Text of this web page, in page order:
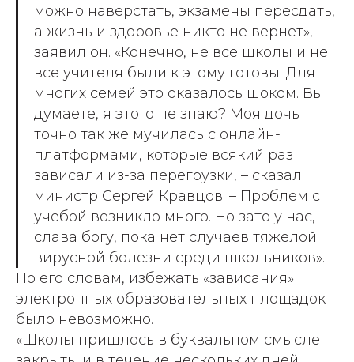
можно наверстать, экзамены пересдать,
а жизнь и здоровье никто не вернет», –
заявил он. «Конечно, не все школы и не
все учителя были к этому готовы. Для
многих семей это оказалось шоком. Вы
думаете, я этого не знаю? Моя дочь
точно так же мучилась с онлайн-
платформами, которые всякий раз
зависали из-за перегрузки, – сказал
министр Сергей Кравцов. – Проблем с
учебой возникло много. Но зато у нас,
слава богу, пока нет случаев тяжелой
вирусной болезни среди школьников».
По его словам, избежать «зависания»
электронных образовательных площадок
было невозможно.
«Школы пришлось в буквальном смысле